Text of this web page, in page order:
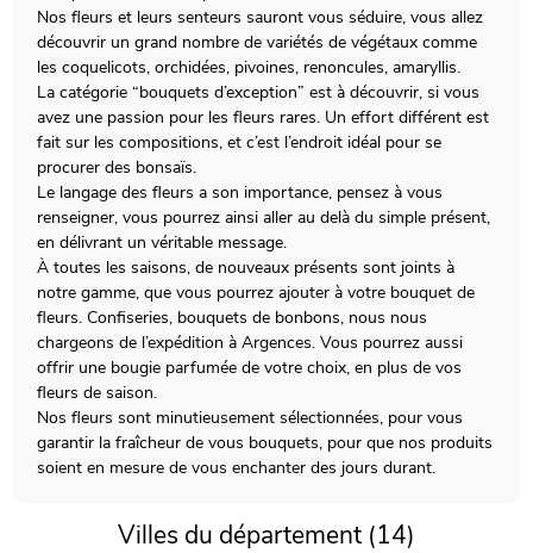
Nos fleurs et leurs senteurs sauront vous séduire, vous allez
découvrir un grand nombre de variétés de végétaux comme
les coquelicots, orchidées, pivoines, renoncules, amaryllis.
La catégorie “bouquets d’exception” est à découvrir, si vous
avez une passion pour les fleurs rares. Un effort différent est
fait sur les compositions, et c’est l’endroit idéal pour se
procurer des bonsaïs.
Le langage des fleurs a son importance, pensez à vous
renseigner, vous pourrez ainsi aller au delà du simple présent,
en délivrant un véritable message.
À toutes les saisons, de nouveaux présents sont joints à
notre gamme, que vous pourrez ajouter à votre bouquet de
fleurs. Confiseries, bouquets de bonbons, nous nous
chargeons de l’expédition à Argences. Vous pourrez aussi
offrir une bougie parfumée de votre choix, en plus de vos
fleurs de saison.
Nos fleurs sont minutieusement sélectionnées, pour vous
garantir la fraîcheur de vous bouquets, pour que nos produits
soient en mesure de vous enchanter des jours durant.
Villes du département (14)